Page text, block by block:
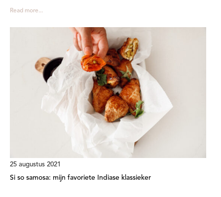
Read more...
25 augustus 2021
Si so samosa: mijn favoriete Indiase klassieker